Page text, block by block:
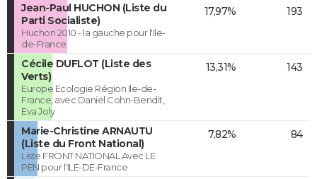
Jean-Paul HUCHON (Liste du
Parti Socialiste)
Huchon 2010 - la gauche pour l'Ile-
de-France
17,97% 193
Cécile DUFLOT (Liste des
Verts)
Europe Ecologie Région Ile-de-
France, avec Daniel Cohn-Bendit,
Eva Joly
13,31% 143
Marie-Christine ARNAUTU
(Liste du Front National)
Liste FRONT NATIONAL Avec LE
PEN pour l'ILE-DE-France
7,82% 84